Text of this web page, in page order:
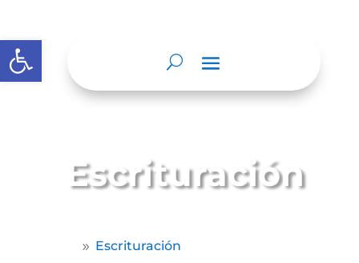
Abrir barra de herramientas
Escrituración
9 Escrituración